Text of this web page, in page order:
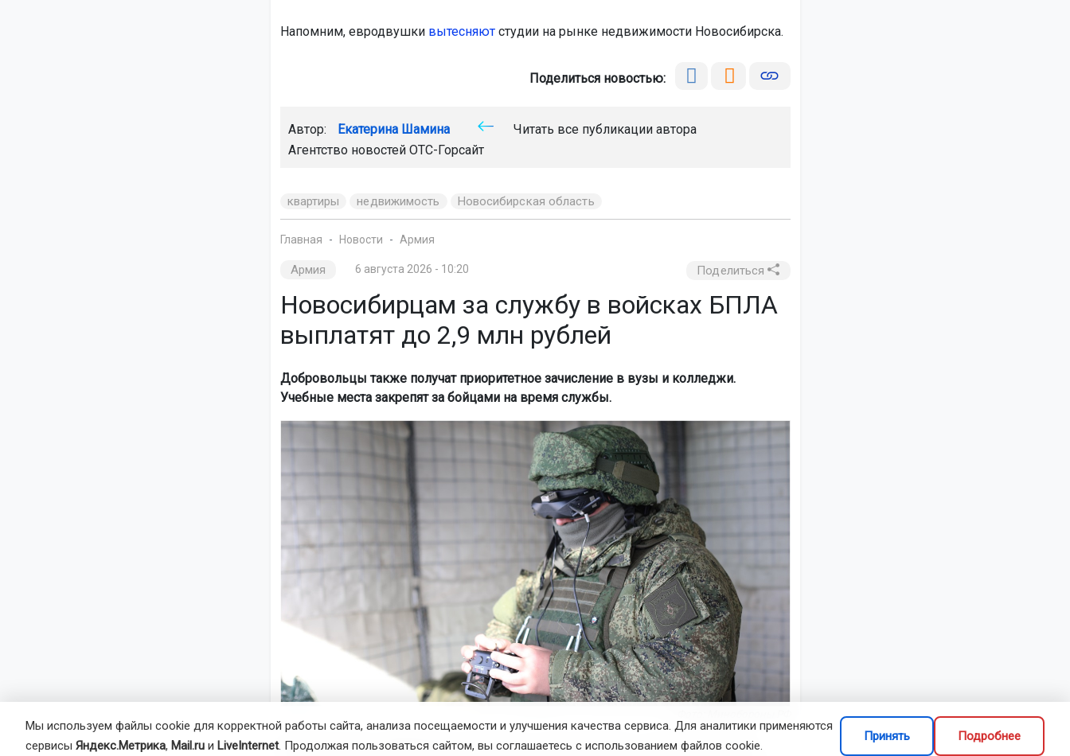
Напомним, евродвушки вытесняютстудии на рынке недвижимости Новосибирска.
Поделиться новостью:
Автор: Екатерина Шамина
Читать все публикации автора
Агентство новостей ОТС-Горсайт
квартиры недвижимость Новосибирская область
Главная Новости Армия
Армия 6 августа 2026 - 10:20 Поделиться
Новосибирцам за службу в войсках БПЛА
выплатят до 2,9 млн рублей
Добровольцы также получат приоритетное зачисление в вузы и колледжи.
Учебные места закрепят за бойцами на время службы.
Жители региона, набравшие на ЕГЭ баллы ниже проходных, смогут поступить в
Мы используем файлы cookie для корректной работы сайта, анализа посещаемости и улучшения качества сервиса. Для аналитики применяются
сервисы Яндекс.Метрика, Mail.ru и LiveInternet. Продолжая пользоваться сайтом, вы соглашаетесь с использованием файлов cookie.
Принять Подробнее